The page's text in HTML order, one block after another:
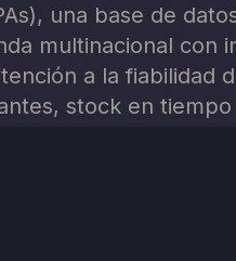
una base de
multinacional con
a la fiabilidad
stock en